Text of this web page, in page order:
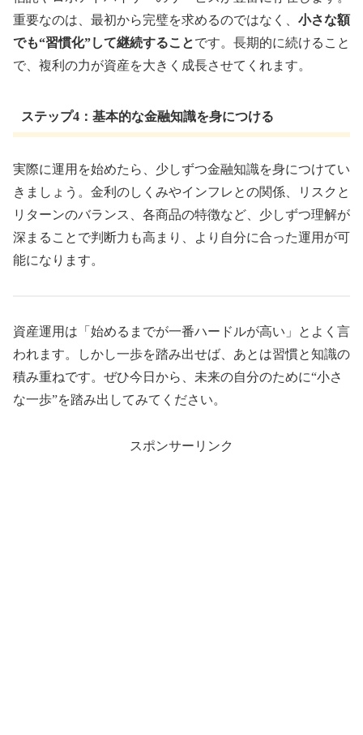
重要なのは、最初から完璧を求めるのではなく、 小さな額
でも“習慣化”して継続することです。長期的に続けること
で、複利の力が資産を大きく成長させてくれます。
ステップ4：基本的な金融知識を身につける
実際に運用を始めたら、少しずつ金融知識を身につけてい
きましょう。金利のしくみやインフレとの関係、リスクと
リターンのバランス、各商品の特徴など、少しずつ理解が
深まることで判断力も高まり、より自分に合った運用が可
能になります。
資産運用は「始めるまでが一番ハードルが高い」とよく言
われます。しかし一歩を踏み出せば、あとは習慣と知識の
積み重ねです。ぜひ今日から、未来の自分のために“小さ
な一歩”を踏み出してみてください。
スポンサーリンク